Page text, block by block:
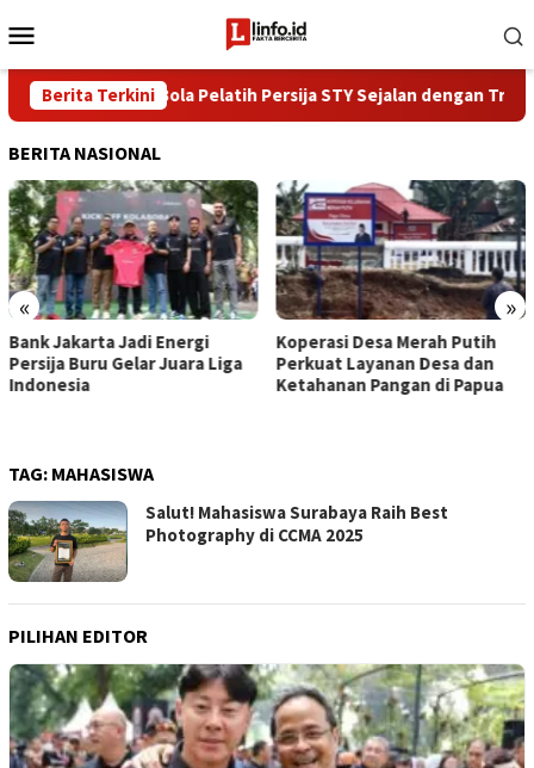
ke
Mobile
Berita Terkini
Filosofi Sepak Bola Pelatih Persija STY Sejalan dengan
BERITA NASIONAL
« »
Bank Jakarta Jadi Energi
Persija Buru Gelar Juara Liga
Indonesia
Koperasi Desa Merah Putih
Perkuat Layanan Desa dan
Ketahanan Pangan di Papua
TAG: MAHASISWA
Salut! Mahasiswa Surabaya Raih Best
Photography di CCMA 2025
PILIHAN EDITOR